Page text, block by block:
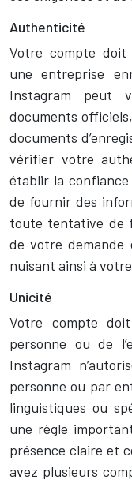
Authenticité
Votre compte doit
une entreprise
Instagram peut
documents
documents
vérifier votre
établir la
de fournir des
toute tentative de
de votre demande
nuisant ainsi à
Unicité
Votre compte
personne ou de
Instagram
personne ou par
linguistiques ou
une règle
présence claire et
avez plusieurs